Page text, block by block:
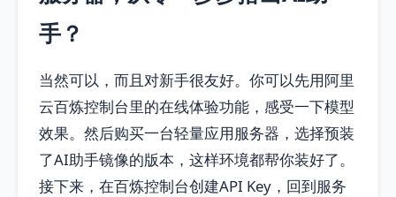
手？
当然可以，而且对新手很友好。你可以先用阿里
云百炼控制台里的在线体验功能，感受一下模型
效果。然后购买一台轻量应用服务器，选择预装
了AI助手镜像的版本，这样环境都帮你装好了。
接下来，在百炼控制台创建API Key，回到服务